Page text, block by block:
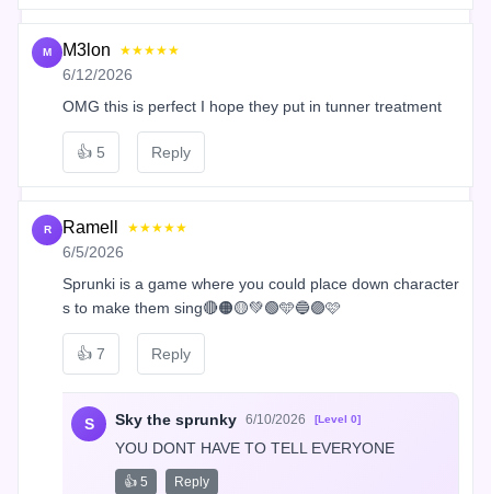
M M3lon ★★★★★
6/12/2026
OMG this is perfect I hope they put in tunner treatment
👍 5 Reply
R Ramell ★★★★★
6/5/2026
Sprunki is a game where you could place down character
s to make them sing🔴🟠🟡💚🟢🩵🔵🟣🩷
👍 7 Reply
S Sky the sprunky 6/10/2026 [Level 0]
YOU DONT HAVE TO TELL EVERYONE
👍 5 Reply